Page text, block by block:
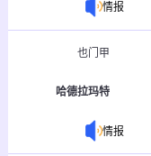
情报
也门甲
哈德拉玛特
情报